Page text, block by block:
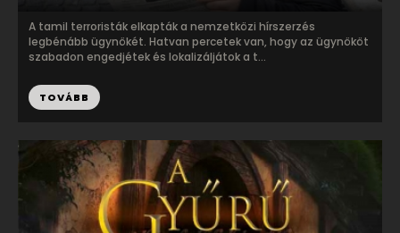
A tamil terroristák elkapták a nemzetközi hírszerzés
legbénább ügynökét. Hatvan percetek van, hogy az ügynököt
szabadon engedjétek és lokalizáljátok a t...
TOVÁBB